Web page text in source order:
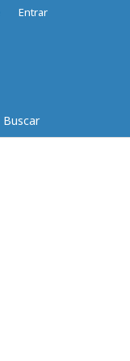
Buscar
Entrar